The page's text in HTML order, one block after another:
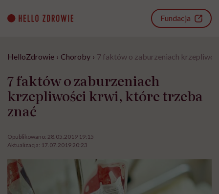
content
Fundacja
HelloZdrowie › Choroby › 7 faktów o zaburzeniach
7 faktów o zaburzeniach
krzepliwości krwi, które trzeba
znać
Opublikowano: 28.05.2019 19:15
Aktualizacja: 17.07.2019 20:23